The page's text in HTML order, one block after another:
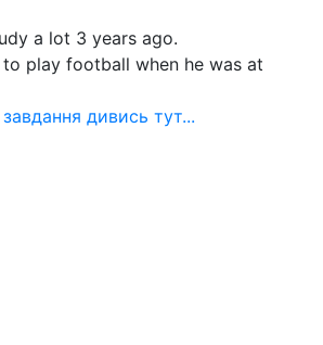
a lot 3 years ago.
to play football when he was at
завдання дивись тут...